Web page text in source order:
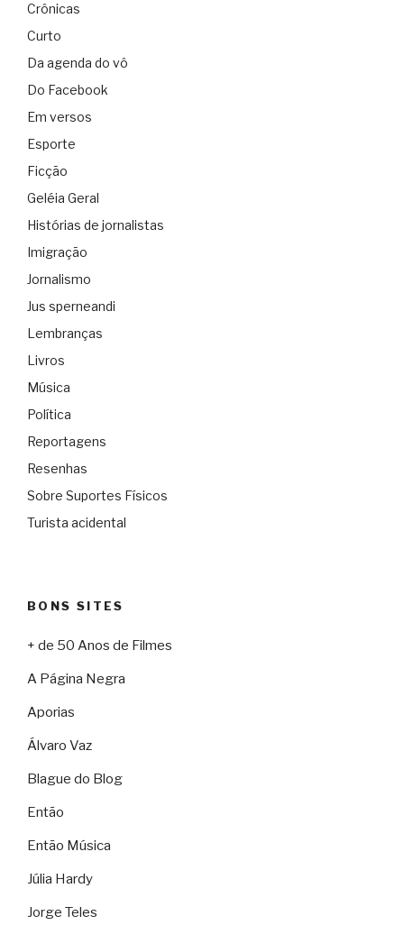
Crônicas
Curto
Da agenda do vô
Do Facebook
Em versos
Esporte
Ficção
Geléia Geral
Histórias de jornalistas
Imigração
Jornalismo
Jus sperneandi
Lembranças
Livros
Música
Política
Reportagens
Resenhas
Sobre Suportes Físicos
Turista acidental
BONS SITES
+ de 50 Anos de Filmes
A Página Negra
Aporias
Álvaro Vaz
Blague do Blog
Então
Então Música
Júlia Hardy
Jorge Teles